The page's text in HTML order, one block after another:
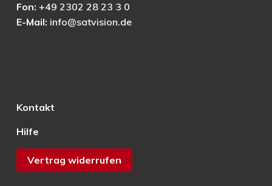
Fon: +49 2302 28 23 3 0
E-Mail: info@satvision.de
Kontakt
Hilfe
Vertrag widerrufen